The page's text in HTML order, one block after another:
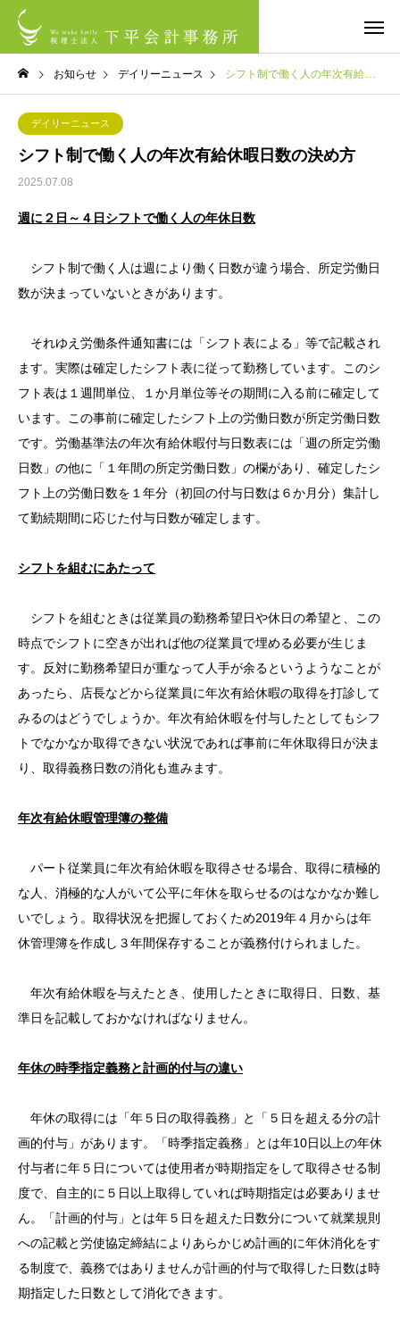
お知らせ デイリーニュース シフト制で働く人の年次有給休暇日数の決め方
デイリーニュース
シフト制で働く人の年次有給休暇日数の決め方
2025.07.08
週に２日～４日シフトで働く人の年休日数
シフト制で働く人は週により働く日数が違う場合、所定労働日
数が決まっていないときがあります。
それゆえ労働条件通知書には「シフト表による」等で記載され
ます。実際は確定したシフト表に従って勤務しています。このシ
フト表は１週間単位、１か月単位等その期間に入る前に確定して
います。この事前に確定したシフト上の労働日数が所定労働日数
です。労働基準法の年次有給休暇付与日数表には「週の所定労働
日数」の他に「１年間の所定労働日数」の欄があり、確定したシ
フト上の労働日数を１年分（初回の付与日数は６か月分）集計し
て勤続期間に応じた付与日数が確定します。
シフトを組むにあたって
シフトを組むときは従業員の勤務希望日や休日の希望と、この
時点でシフトに空きが出れば他の従業員で埋める必要が生じま
す。反対に勤務希望日が重なって人手が余るというようなことが
あったら、店長などから従業員に年次有給休暇の取得を打診して
みるのはどうでしょうか。年次有給休暇を付与したとしてもシフ
トでなかなか取得できない状況であれば事前に年休取得日が決ま
り、取得義務日数の消化も進みます。
年次有給休暇管理簿の整備
パート従業員に年次有給休暇を取得させる場合、取得に積極的
な人、消極的な人がいて公平に年休を取らせるのはなかなか難し
いでしょう。取得状況を把握しておくため2019年４月からは年
休管理簿を作成し３年間保存することが義務付けられました。
年次有給休暇を与えたとき、使用したときに取得日、日数、基
準日を記載しておかなければなりません。
年休の時季指定義務と計画的付与の違い
年休の取得には「年５日の取得義務」と「５日を超える分の計
画的付与」があります。「時季指定義務」とは年10日以上の年休
付与者に年５日については使用者が時期指定をして取得させる制
度で、自主的に５日以上取得していれば時期指定は必要ありませ
ん。「計画的付与」とは年５日を超えた日数分について就業規則
への記載と労使協定締結によりあらかじめ計画的に年休消化をす
る制度で、義務ではありませんが計画的付与で取得した日数は時
期指定した日数として消化できます。